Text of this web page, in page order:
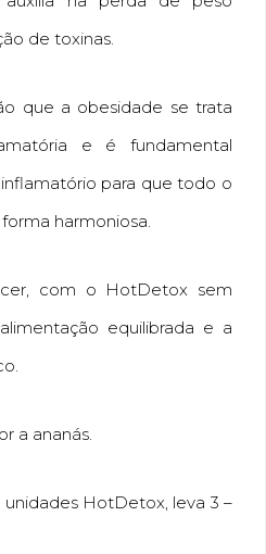
de toxinas.
que a obesidade se trata
e é fundamental
para que todo o
harmoniosa.
com o HotDetox sem
equilibrada e a
a ananás.
HotDetox, leva 3 –